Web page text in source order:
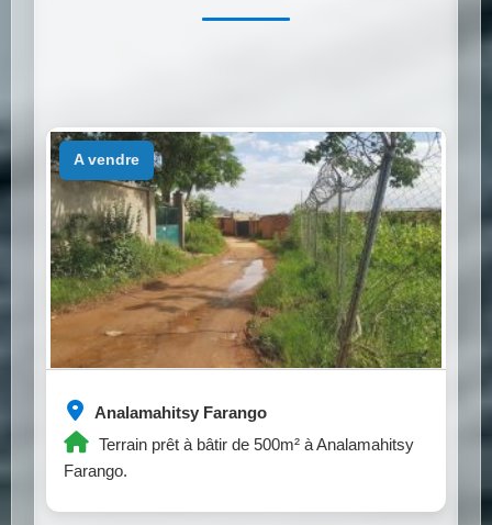
Analamahitsy Farango
Terrain prêt à bâtir de 500m² à Analamahitsy
Farango.
a vendre